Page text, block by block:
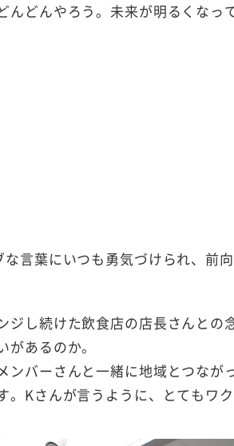
んどんやろう。未来が明るくなっ
言葉にいつも勇気づけられ、前
し続けた飲食店の店長さんとの
あるのか。
バーさんと一緒に地域とつなが
Kさんが言うように、とてもワク